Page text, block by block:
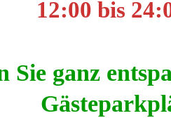
12:00 bis
Sie ganz